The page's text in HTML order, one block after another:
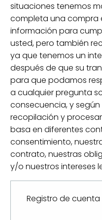
situaciones tenemos
completa una compra
información para
usted, pero también
ya que tenemos un
después de que su
para que podamos
a cualquier pregunta
consecuencia, y
recopilación y
basa en diferentes
consentimiento,
contrato, nuestras
y/o nuestros intereses
Registro de cuenta